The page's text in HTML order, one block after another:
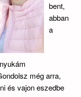
bent,
abban
a
még arra,
és vajon eszedbe